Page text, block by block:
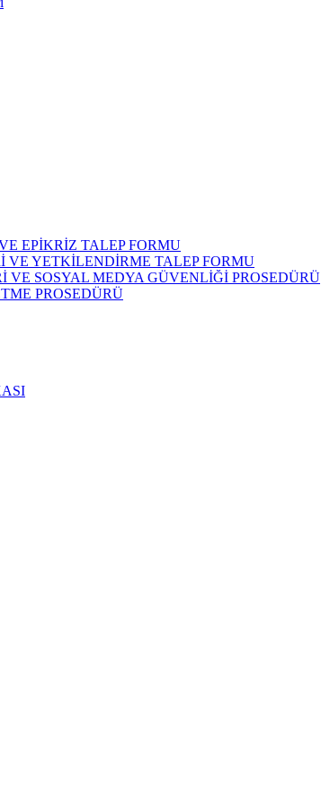
EPİKRİZ TALEP FORMU
YETKİLENDİRME TALEP FORMU
SOSYAL MEDYA GÜVENLİĞİ PROSEDÜRÜ
PROSEDÜRÜ